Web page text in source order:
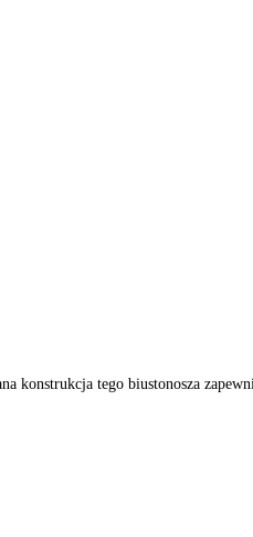
tego biustonosza